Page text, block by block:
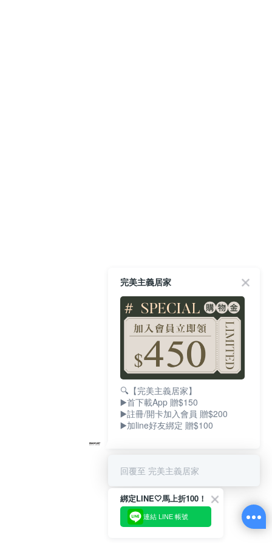
完美主義居家
🔍【完美主義居家】
▶️首下載App 贈$150
▶️註冊/開卡加入會員 贈$200
▶️加line好友綁定 贈$100
回覆至 完美主義居家
綁定LINE🤍馬上折100！
連結 LINE 帳號